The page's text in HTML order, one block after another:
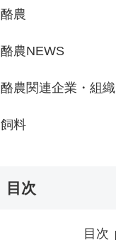
酪農
酪農NEWS
酪農関連企業・組織
飼料
目次
目次